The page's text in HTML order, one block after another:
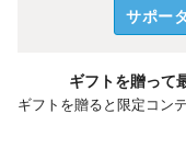
サポー
ギフトを贈って
ギフトを贈ると限定コン